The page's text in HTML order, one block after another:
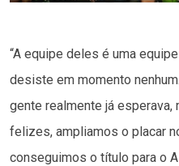
“A equipe deles é uma
desiste em momento
gente realmente já
felizes, ampliamos o placar
conseguimos o título para o